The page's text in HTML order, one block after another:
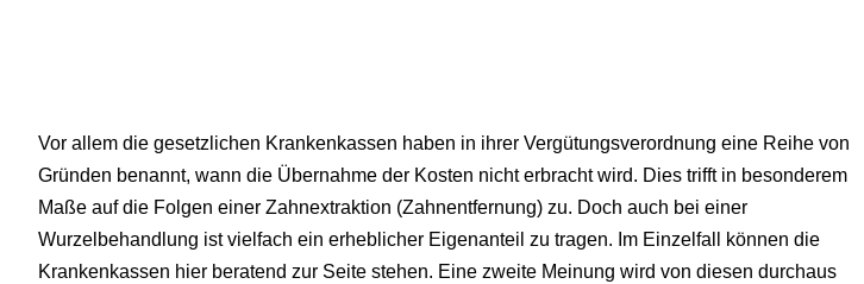
Vor allem die gesetzlichen Krankenkassen haben in ihrer Vergütungsverordnung eine Reihe von
Gründen benannt, wann die Übernahme der Kosten nicht erbracht wird. Dies trifft in besonderem
Maße auf die Folgen einer Zahnextraktion (Zahnentfernung) zu. Doch auch bei einer
Wurzelbehandlung ist vielfach ein erheblicher Eigenanteil zu tragen. Im Einzelfall können die
Krankenkassen hier beratend zur Seite stehen. Eine zweite Meinung wird von diesen durchaus